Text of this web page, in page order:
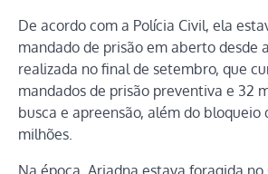
De acordo com a Polícia Civil, ela
mandado de prisão em aberto desde
realizada no final de setembro, que
mandados de prisão preventiva e 32
busca e apreensão, além do bloqueio
milhões.